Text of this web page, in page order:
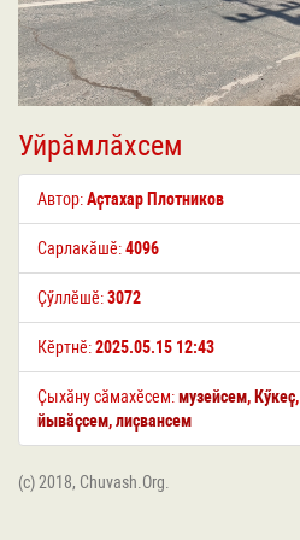
Уйрӑмлӑхсем
Автор:Аҫтахар Плотников
Сарлакӑшӗ:4096
Ҫӳллӗшӗ:3072
Кӗртнӗ:2025.05.15 12:43
Ҫыхӑну сӑмахӗсем:музейсем,Кӳкеҫ,
йывӑҫсем,лиҫвансем
(c) 2018, Chuvash.Org.